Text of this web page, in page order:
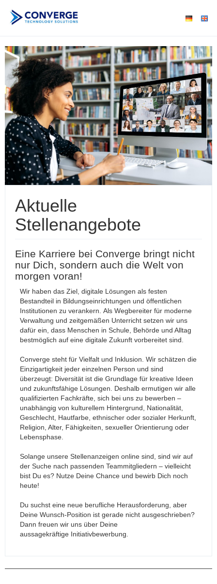
Aktuelle
Stellenangebote
Eine Karriere bei Converge bringt nicht
nur Dich, sondern auch die Welt von
morgen voran!
Wir haben das Ziel, digitale Lösungen als festen
Bestandteil in Bildungseinrichtungen und öffentlichen
Institutionen zu verankern. Als Wegbereiter für moderne
Verwaltung und zeitgemäßen Unterricht setzen wir uns
dafür ein, dass Menschen in Schule, Behörde und Alltag
bestmöglich auf eine digitale Zukunft vorbereitet sind.
Converge steht für Vielfalt und Inklusion. Wir schätzen die
Einzigartigkeit jeder einzelnen Person und sind
überzeugt: Diversität ist die Grundlage für kreative Ideen
und zukunftsfähige Lösungen. Deshalb ermutigen wir alle
qualifizierten Fachkräfte, sich bei uns zu bewerben –
unabhängig von kulturellem Hintergrund, Nationalität,
Geschlecht, Hautfarbe, ethnischer oder sozialer Herkunft,
Religion, Alter, Fähigkeiten, sexueller Orientierung oder
Lebensphase.
Solange unsere Stellenanzeigen online sind, sind wir auf
der Suche nach passenden Teammitgliedern – vielleicht
bist Du es? Nutze Deine Chance und bewirb Dich noch
heute!
Du suchst eine neue berufliche Herausforderung, aber
Deine Wunsch-Position ist gerade nicht ausgeschrieben?
Dann freuen wir uns über Deine
aussagekräftige Initiativbewerbung.